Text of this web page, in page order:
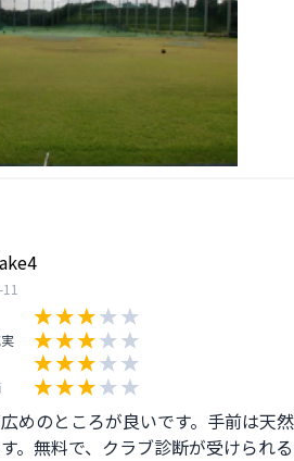
めのところが良いです。手前は天
。無料で、クラブ診断が受けられ